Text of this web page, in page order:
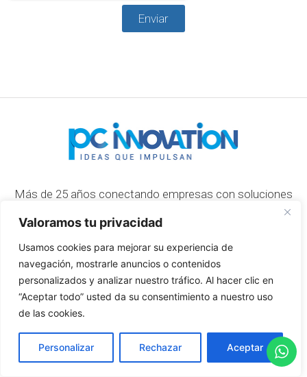
Valoramos tu privacidad
Usamos cookies para mejorar su experiencia de
navegación, mostrarle anuncios o contenidos
personalizados y analizar nuestro tráfico. Al hacer clic en
“Aceptar todo” usted da su consentimiento a nuestro uso
de las cookies.
Personalizar Rechazar Aceptar
Enviar
Más de 25 años conectando empresas con soluciones
SOLUCIONES
Servicios Cloud